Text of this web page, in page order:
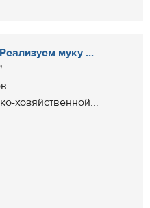
муку ...
хозяйственной...